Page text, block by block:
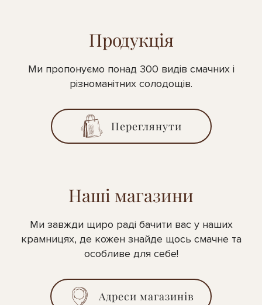
Продукція
Ми пропонуємо понад 300 видів смачних і
різноманітних солодощів.
Переглянути
Наші магазини
Ми завжди щиро раді бачити вас у наших
крамницях, де кожен знайде щось смачне та
особливе для себе!
Адреси магазинів